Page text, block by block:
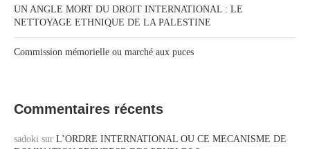
UN ANGLE MORT DU DROIT INTERNATIONAL : LE
NETTOYAGE ETHNIQUE DE LA PALESTINE
Commission mémorielle ou marché aux puces
Commentaires récents
sadoki sur L’ORDRE INTERNATIONAL OU CE MECANISME DE